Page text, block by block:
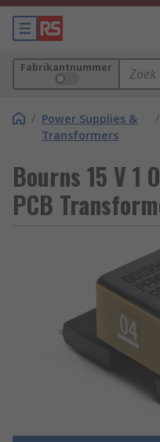
Fabrikantnummer
/ Power Supplies &
Transformers
/
Bourns 15 V 1
PCB